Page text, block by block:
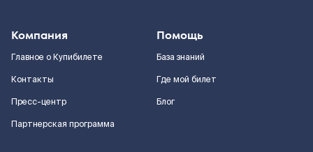
Компания
Главное о Купибилете
Контакты
Пресс-центр
Партнерская программа
Помощь
База знаний
Где мой билет
Блог